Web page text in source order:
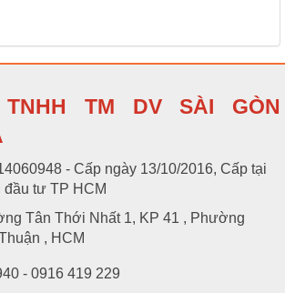
TM DV SÀI GÒN
- Cấp ngày 13/10/2016, Cấp tại
tư TP HCM
Tân Thới Nhất 1, KP 41 , Phường
, HCM
- 0916 419 229